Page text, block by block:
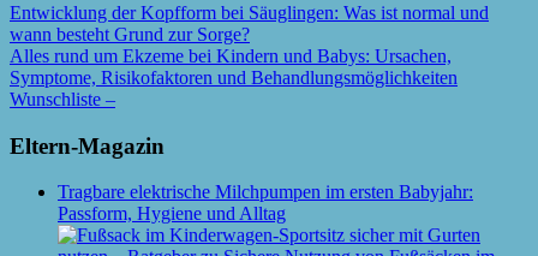
Entwicklung der Kopfform bei Säuglingen: Was ist normal und
wann besteht Grund zur Sorge?
Alles rund um Ekzeme bei Kindern und Babys: Ursachen,
Symptome, Risikofaktoren und Behandlungsmöglichkeiten
Wunschliste –
Eltern-Magazin
Tragbare elektrische Milchpumpen im ersten Babyjahr:
Passform, Hygiene und Alltag